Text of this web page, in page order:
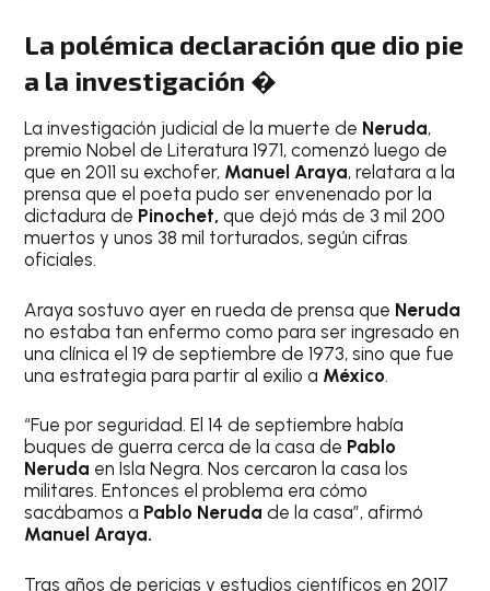
La polémica declaración que dio pie
a la investigación �
La investigación judicial de la muerte de Neruda,
premio Nobel de Literatura 1971, comenzó luego de
que en 2011 su exchofer, Manuel Araya, relatara a la
prensa que el poeta pudo ser envenenado por la
dictadura de Pinochet, que dejó más de 3 mil 200
muertos y unos 38 mil torturados, según cifras
oficiales.
Araya sostuvo ayer en rueda de prensa que Neruda
no estaba tan enfermo como para ser ingresado en
una clínica el 19 de septiembre de 1973, sino que fue
una estrategia para partir al exilio a México.
“Fue por seguridad. El 14 de septiembre había
buques de guerra cerca de la casa de Pablo
Neruda en Isla Negra. Nos cercaron la casa los
militares. Entonces el problema era cómo
sacábamos a Pablo Neruda de la casa”, afirmó
Manuel Araya.
Tras años de pericias y estudios científicos en 2017